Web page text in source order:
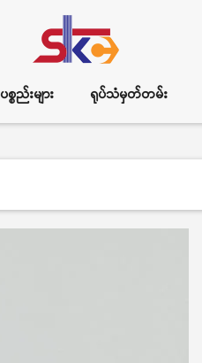
ပစ္စည်းများ ရုပ်သံမှတ်တမ်း